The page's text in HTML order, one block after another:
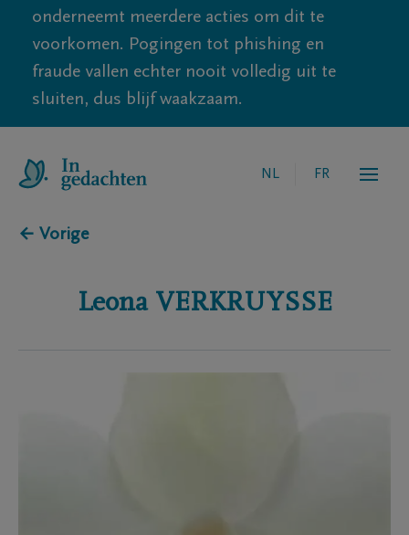
onderneemt meerdere acties om dit te
voorkomen. Pogingen tot phishing en
fraude vallen echter nooit volledig uit te
sluiten, dus blijf waakzaam.
NL FR
← Vorige
Leona VERKRUYSSE